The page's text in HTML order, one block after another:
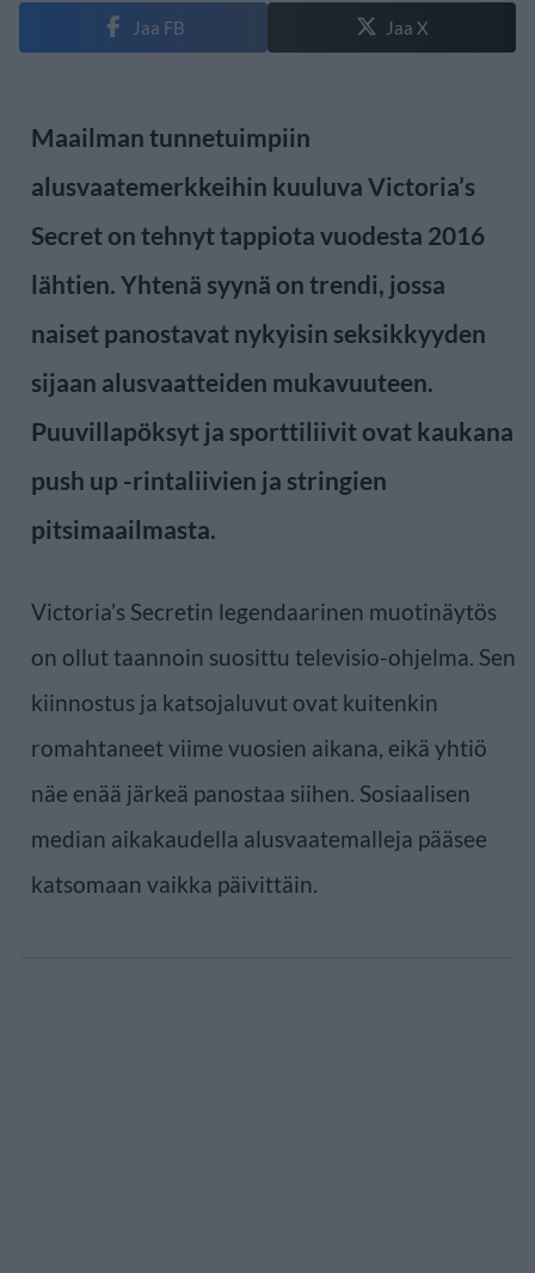
Jaa FB Jaa X
Maailman tunnetuimpiin
alusvaatemerkkeihin kuuluva Victoria’s
Secret on tehnyt tappiota vuodesta 2016
lähtien. Yhtenä syynä on trendi, jossa
naiset panostavat nykyisin seksikkyyden
sijaan alusvaatteiden mukavuuteen.
Puuvillapöksyt ja sporttiliivit ovat kaukana
push up -rintaliivien ja stringien
pitsimaailmasta.
Victoria’s Secretin legendaarinen muotinäytös
on ollut taannoin suosittu televisio-ohjelma. Sen
kiinnostus ja katsojaluvut ovat kuitenkin
romahtaneet viime vuosien aikana, eikä yhtiö
näe enää järkeä panostaa siihen. Sosiaalisen
median aikakaudella alusvaatemalleja pääsee
katsomaan vaikka päivittäin.